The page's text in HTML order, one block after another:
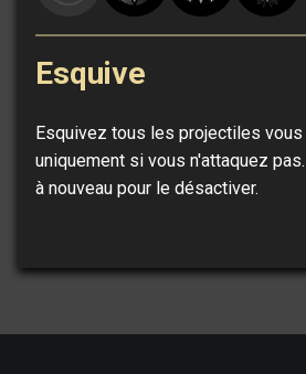
Esquive
Esquivez tous les projectiles vous
uniquement si vous n'attaquez
à nouveau pour le désactiver.